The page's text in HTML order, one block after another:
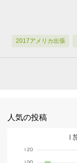
2017アメリカ出張
人気の投稿